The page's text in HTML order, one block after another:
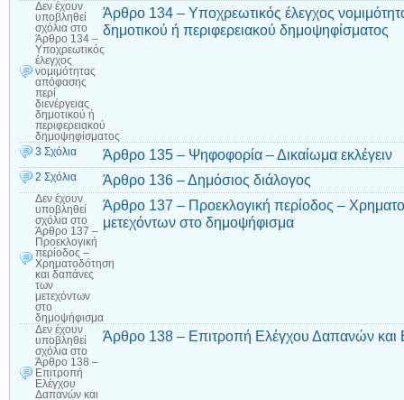
Δεν έχουν
υποβληθεί
σχόλια στο
Άρθρο 134 –
Υποχρεωτικός
έλεγχος
νομιμότητας
απόφασης
περί
διενέργειας
δημοτικού ή
περιφερειακού
δημοψηφίσματος
Άρθρο 134 – Υποχρεωτικός έλεγχος
δημοτικού ή περιφερειακού δημοψηφίσματος
3 Σχόλια Άρθρο 135 – Ψηφοφορία – Δικαίωμα εκλέγειν
2 Σχόλια Άρθρο 136 – Δημόσιος διάλογος
Δεν έχουν
υποβληθεί
σχόλια στο
Άρθρο 137 –
Προεκλογική
περίοδος –
Χρηματοδότηση
και δαπάνες
των
μετεχόντων
στο
δημοψήφισμα
Άρθρο 137 – Προεκλογική περίοδος –
μετεχόντων στο δημοψήφισμα
Δεν έχουν
υποβληθεί
σχόλια στο
Άρθρο 138 –
Επιτροπή
Ελέγχου
Δαπανών και
Άρθρο 138 – Επιτροπή Ελέγχου Δαπανών